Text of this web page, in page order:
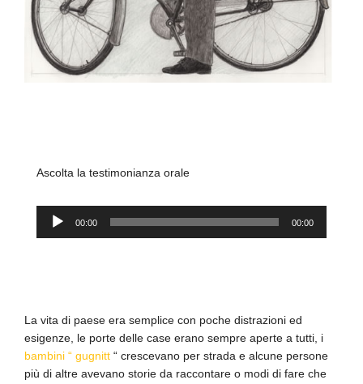
Ascolta la testimonianza orale
Audio
Player
00:00 00:00
La vita di paese era semplice con poche distrazioni ed
esigenze, le porte delle case erano sempre aperte a tutti, i
bambini “ gugnitt “ crescevano per strada e alcune persone
più di altre avevano storie da raccontare o modi di fare che